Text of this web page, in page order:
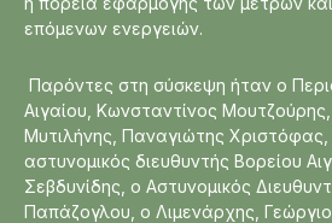
επόμενων ενεργειών.
Παρόντες στη σύσκεψη ήταν ο
Αιγαίου, Κωνσταντίνος
Μυτιλήνης, Παναγιώτης Χριστόφας,
αστυνομικός διευθυντής Βορείου
Σεβδυνίδης, ο Αστυνομικός
Παπάζογλου, ο Λιμενάρχης,